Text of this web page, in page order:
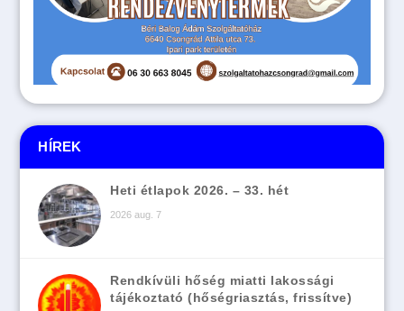
HÍREK
Heti étlapok 2026. – 33. hét
2026 aug. 7
Rendkívüli hőség miatti lakossági
tájékoztató (hőségriasztás, frissítve)